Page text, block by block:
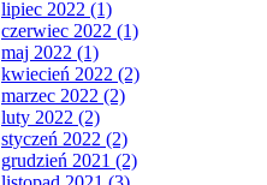
lipiec 2022 (1)
czerwiec 2022 (1)
maj 2022 (1)
kwiecień 2022 (2)
marzec 2022 (2)
luty 2022 (2)
styczeń 2022 (2)
grudzień 2021 (2)